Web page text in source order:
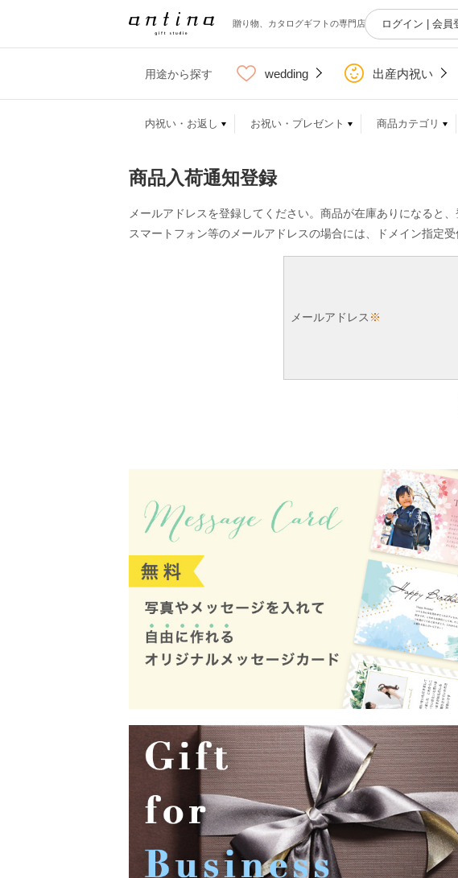
贈り物、カタログギフトの専門店 ログイン | 会員
用途から探す wedding 出産内祝い
内祝い・お返し お祝い・プレゼント 商品カテゴリ
商品入荷通知登録
メールアドレスを登録してください。商品が在庫ありになると
スマートフォン等のメールアドレスの場合には、ドメイン指定受
メールアドレス ※